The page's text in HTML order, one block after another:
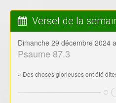
Verset de la
Dimanche 29 décembre 2024
Psaume 87.3
« Des choses glorieuses ont été